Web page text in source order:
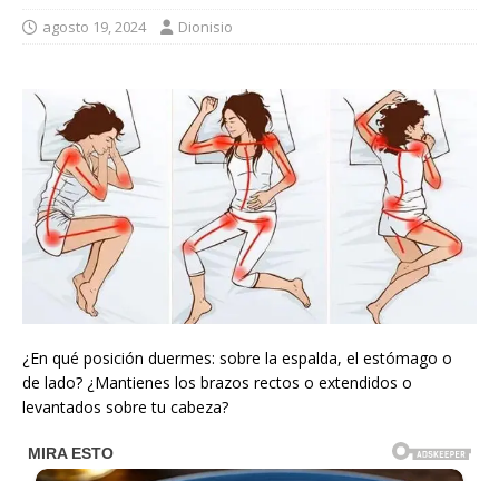
agosto 19, 2024 Dionisio
¿En qué posición duermes: sobre la espalda, el estómago o
de lado? ¿Mantienes los brazos rectos o extendidos o
levantados sobre tu cabeza?